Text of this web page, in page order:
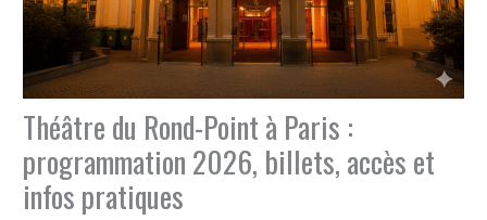
Théâtre du Rond-Point à Paris :
programmation 2026, billets, accès et
infos pratiques